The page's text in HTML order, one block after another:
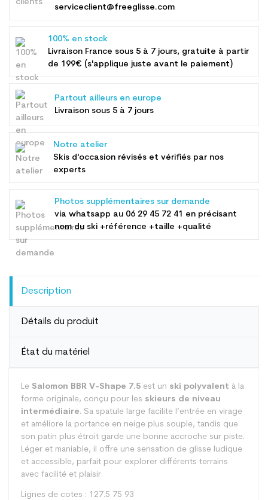
serviceclient@freeglisse.com
100% en stock
Livraison France sous 5 à 7 jours, gratuite à partir
de 199€ (s'applique juste avant le paiement)
Partout ailleurs en europe
Livraison sous 5 à 7 jours
Notre atelier
Skis d'occasion révisés et vérifiés par nos
experts
Photos supplémentaires sur demande
via whatsapp au 06 29 45 72 41 en précisant
nom du ski +référence +taille +qualité
Description
Détails du produit
État du matériel
Le Salomon BBR V-Shape 7.5 est un ski polyvalent à la
forme originale, conçu pour les skieurs de niveau
intermédiaire. Sa spatule large facilite l’entrée en virage
et améliore la portance en neige plus souple, tandis que
son patin plus étroit garde une bonne accroche sur piste.
Léger et maniable, il offre une sensation de glisse ludique
et accessible, parfait pour explorer différents terrains
avec facilité et plaisir.
Lignes de cotes : 127.5 75 93